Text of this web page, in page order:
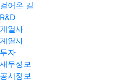
걸어온 길
R&D
계열사
계열사
투자
재무정보
공시정보